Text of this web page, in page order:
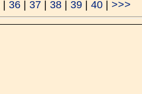
36 37 38 39 40 >>>